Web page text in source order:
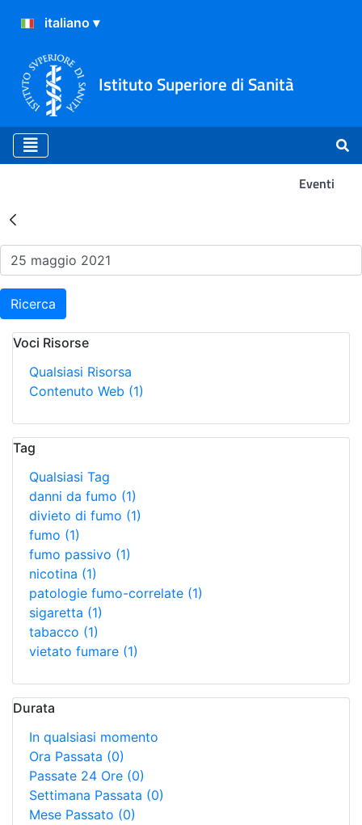
Istituto Superiore di Sanità
Eventi
Risultati della Ricerca -
Ricerca
Voci Risorse
Qualsiasi Risorsa
Contenuto Web (1)
Tag
Qualsiasi Tag
danni da fumo (1)
divieto di fumo (1)
fumo (1)
fumo passivo (1)
nicotina (1)
patologie fumo-correlate (1)
sigaretta (1)
tabacco (1)
vietato fumare (1)
Durata
In qualsiasi momento
Ora Passata (0)
Passate 24 Ore (0)
Settimana Passata (0)
Mese Passato (0)